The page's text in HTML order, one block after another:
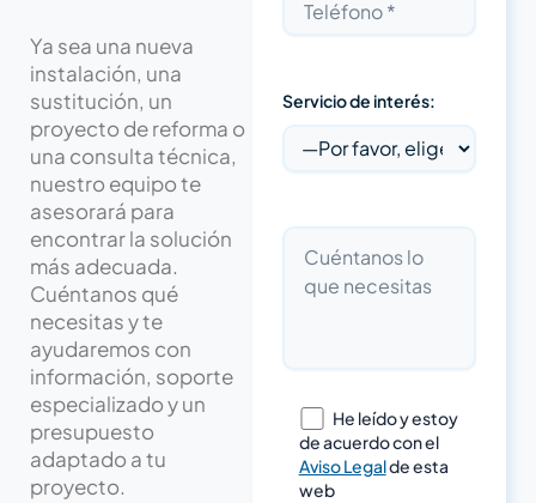
Ya sea una nueva
instalación, una
sustitución, un
proyecto de reforma o
una consulta técnica,
nuestro equipo te
asesorará para
encontrar la solución
más adecuada.
Cuéntanos qué
necesitas y te
ayudaremos con
información, soporte
especializado y un
presupuesto
adaptado a tu
proyecto.
Servicio de interés:
He leído y estoy
de acuerdo con el
Aviso Legalde esta
web